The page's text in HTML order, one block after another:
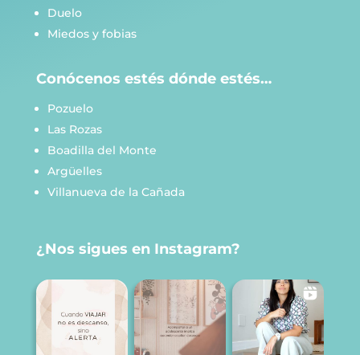
Duelo
Miedos y fobias
Conócenos estés dónde estés…
Pozuelo
Las Rozas
Boadilla del Monte
Argüelles
Villanueva de la Cañada
¿Nos sigues en Instagram?